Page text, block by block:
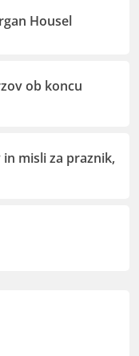
Housel
ob koncu
misli za praznik,